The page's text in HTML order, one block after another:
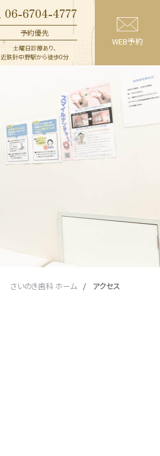
一般治療
06-6704-4777
予約優先
土曜日診療あり、
近鉄針中野駅から徒歩0分
WEB予約
さいのき歯科 ホーム アクセス